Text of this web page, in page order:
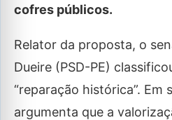
cofres públicos.
Relator da proposta, o
Dueire (PSD-PE)
“reparação histórica”. Em
argumenta que a